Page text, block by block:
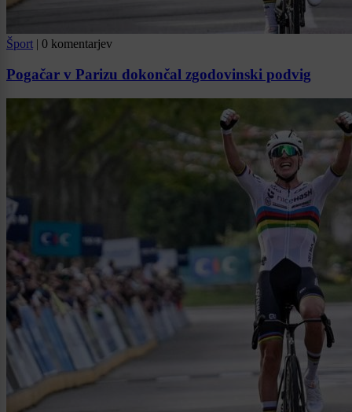
Šport 0 komentarjev
Pogačar v Parizu dokončal zgodovinski podvig